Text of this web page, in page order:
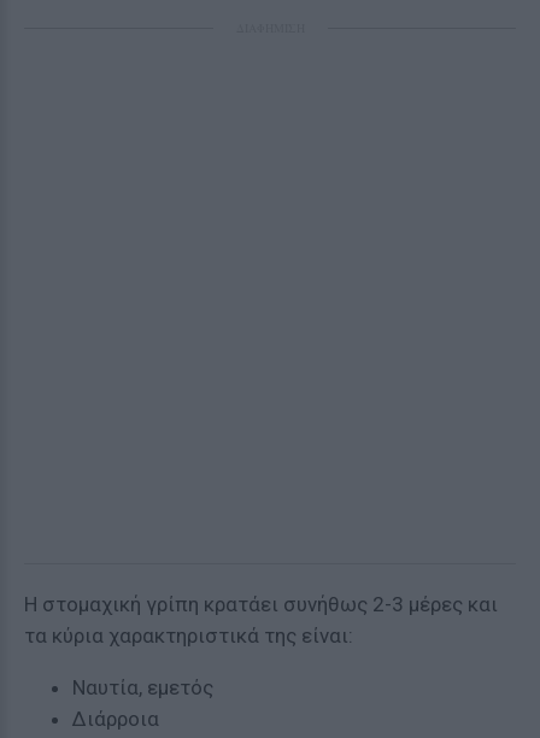
Η στομαχική γρίπη κρατάει συνήθως 2-3 μέρες και
τα κύρια χαρακτηριστικά της είναι:
Ναυτία, εμετός
Διάρροια